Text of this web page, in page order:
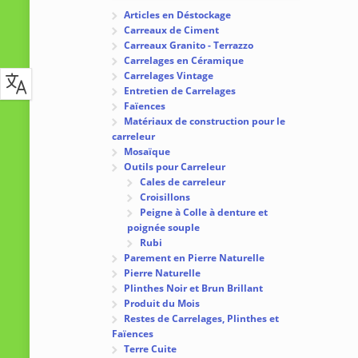
Articles en Déstockage
Carreaux de Ciment
Carreaux Granito - Terrazzo
Carrelages en Céramique
Carrelages Vintage
Entretien de Carrelages
Faïences
Matériaux de construction pour le
carreleur
Mosaïque
Outils pour Carreleur
Cales de carreleur
Croisillons
Peigne à Colle à denture et
poignée souple
Rubi
Parement en Pierre Naturelle
Pierre Naturelle
Plinthes Noir et Brun Brillant
Produit du Mois
Restes de Carrelages, Plinthes et
Faïences
Terre Cuite